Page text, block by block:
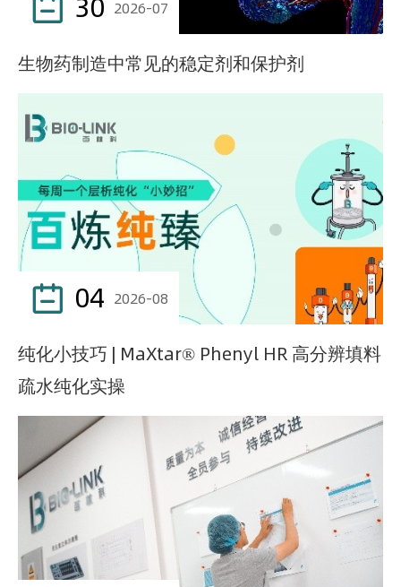
 30 2026-07
生物药制造中常见的稳定剂和保护剂
 04 2026-08
纯化小技巧 | MaXtar® Phenyl HR 高分辨填料
疏水纯化实操